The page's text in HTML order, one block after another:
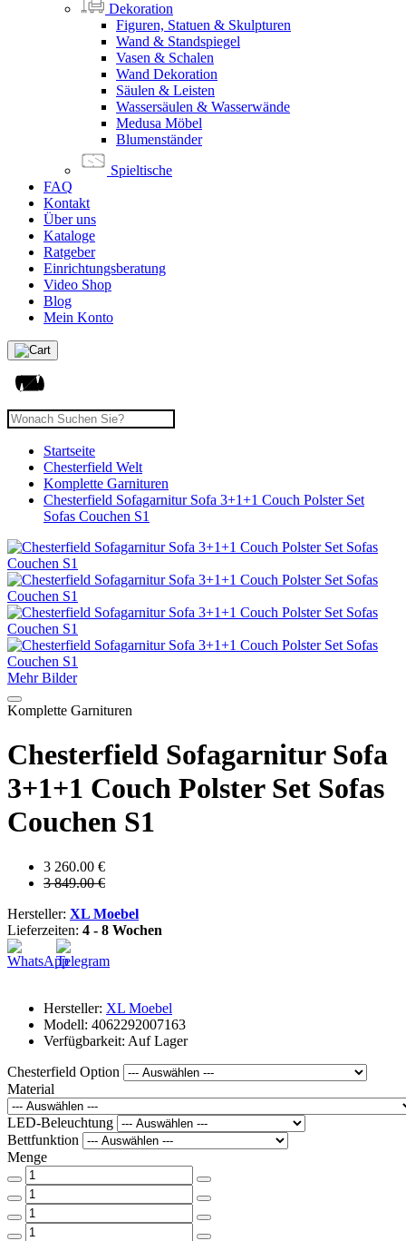
Dekoration
Figuren, Statuen & Skulpturen
Wand & Standspiegel
Vasen & Schalen
Wand Dekoration
Säulen & Leisten
Wassersäulen & Wasserwände
Medusa Möbel
Blumenständer
Spieltische
FAQ
Kontakt
Über uns
Kataloge
Ratgeber
Einrichtungsberatung
Video Shop
Blog
Mein Konto
Startseite
Chesterfield Welt
Komplette Garnituren
Chesterfield Sofagarnitur Sofa 3+1+1 Couch Polster Set
Sofas Couchen S1
Mehr Bilder
Komplette Garnituren
Chesterfield Sofagarnitur Sofa
3+1+1 Couch Polster Set Sofas
Couchen S1
3 260.00 €
3 849.00 €
Hersteller: XL Moebel
Lieferzeiten: 4 - 8 Wochen
Hersteller: XL Moebel
Modell: 4062292007163
Verfügbarkeit: Auf Lager
Chesterfield Option
Material
LED-Beleuchtung
Bettfunktion
Menge